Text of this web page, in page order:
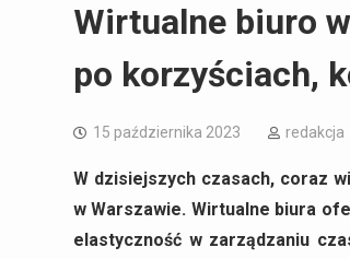
Wirtualne biuro
po korzyściach,
15 października 2023 redakcja
W dzisiejszych czasach, coraz
w Warszawie. Wirtualne biura
elastyczność w zarządzaniu